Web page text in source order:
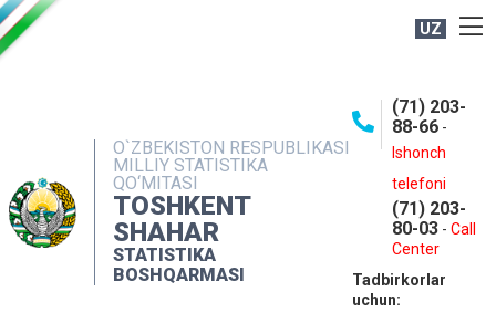
UZ
O`ZBEKISTON RESPUBLIKASI
MILLIY STATISTIKA
QO‘MITASI
TOSHKENT
SHAHAR
STATISTIKA
BOSHQARMASI
(71) 203-
88-66 -
Ishonch
telefoni
(71) 203-
80-03 - Call
Center
Tadbirkorlar
uchun:
NASHRLAR
INTERAKTIV XIZMATLAR
MATBUOT XIZMATI
MUROJAATLAR